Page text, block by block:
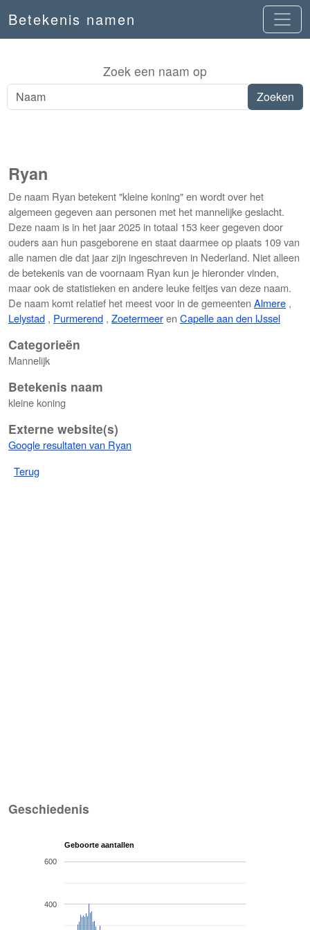
Betekenis namen
Zoek een naam op
Ryan
De naam Ryan betekent "kleine koning" en wordt over het
algemeen gegeven aan personen met het mannelijke geslacht.
Deze naam is in het jaar 2025 in totaal 153 keer gegeven door
ouders aan hun pasgeborene en staat daarmee op plaats 109 van
alle namen die dat jaar zijn ingeschreven in Nederland. Niet alleen
de betekenis van de voornaam Ryan kun je hieronder vinden,
maar ook de statistieken en andere leuke feitjes van deze naam.
De naam komt relatief het meest voor in de gemeenten Almere ,
Lelystad , Purmerend , Zoetermeeren Capelle aan den IJssel
Categorieën
Mannelijk
Betekenis naam
kleine koning
Externe website(s)
Google resultaten van Ryan
Terug
Geschiedenis
Geboorte aantallen
400
600